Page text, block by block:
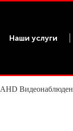
Наши услуги
AHD